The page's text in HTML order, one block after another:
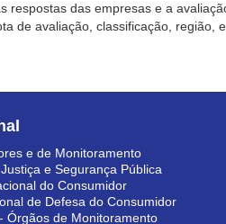
das empresas e a
de avaliação, classificação, região,
e de Monitoramento
e Segurança Pública
do Consumidor
de Defesa do Consumidor
Órgãos de Monitoramento